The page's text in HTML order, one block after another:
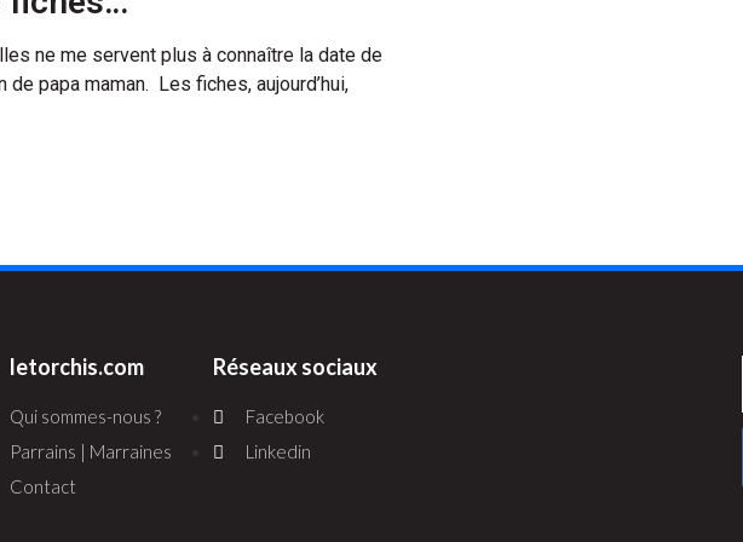
ne me servent plus à connaître la date de
papa maman. Les fiches, aujourd’hui,
letorchis.com
Qui sommes-nous ?
Parrains | Marraines
Contact
Réseaux sociaux
Facebook
Linkedin